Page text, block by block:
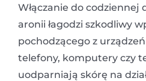
Włączanie do codziennej
aronii łagodzi szkodliwy
pochodzącego z
telefony, komputery czy
uodparniają skórę na